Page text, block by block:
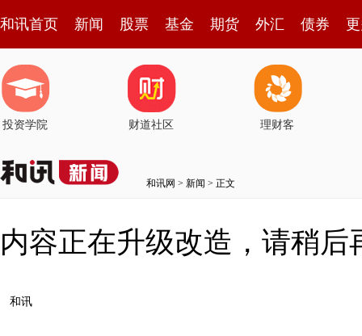
和讯首页 新闻 股票 基金 期货 外汇 债券
投资学院 财道社区 理财客
和讯网 > 新闻 > 正文
内容正在升级改造，请稍后
和讯